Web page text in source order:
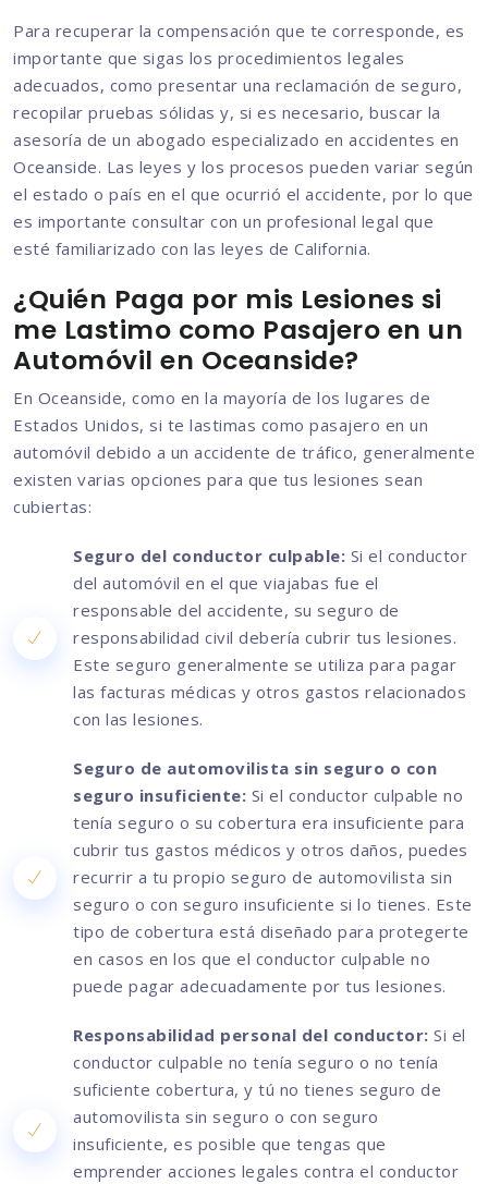
Para recuperar la compensación que te corresponde, es
importante que sigas los procedimientos legales
adecuados, como presentar una reclamación de seguro,
recopilar pruebas sólidas y, si es necesario, buscar la
asesoría de un abogado especializado en accidentes en
Oceanside. Las leyes y los procesos pueden variar según
el estado o país en el que ocurrió el accidente, por lo que
es importante consultar con un profesional legal que
esté familiarizado con las leyes de California.
¿Quién Paga por mis Lesiones si
me Lastimo como Pasajero en un
Automóvil en Oceanside?
En Oceanside, como en la mayoría de los lugares de
Estados Unidos, si te lastimas como pasajero en un
automóvil debido a un accidente de tráfico, generalmente
existen varias opciones para que tus lesiones sean
cubiertas:
Seguro del conductor culpable: Si el conductor
del automóvil en el que viajabas fue el
responsable del accidente, su seguro de
responsabilidad civil debería cubrir tus lesiones.
Este seguro generalmente se utiliza para pagar
las facturas médicas y otros gastos relacionados
con las lesiones.
Seguro de automovilista sin seguro o con
seguro insuficiente: Si el conductor culpable no
tenía seguro o su cobertura era insuficiente para
cubrir tus gastos médicos y otros daños, puedes
recurrir a tu propio seguro de automovilista sin
seguro o con seguro insuficiente si lo tienes. Este
tipo de cobertura está diseñado para protegerte
en casos en los que el conductor culpable no
puede pagar adecuadamente por tus lesiones.
Responsabilidad personal del conductor: Si el
conductor culpable no tenía seguro o no tenía
suficiente cobertura, y tú no tienes seguro de
automovilista sin seguro o con seguro
insuficiente, es posible que tengas que
emprender acciones legales contra el conductor